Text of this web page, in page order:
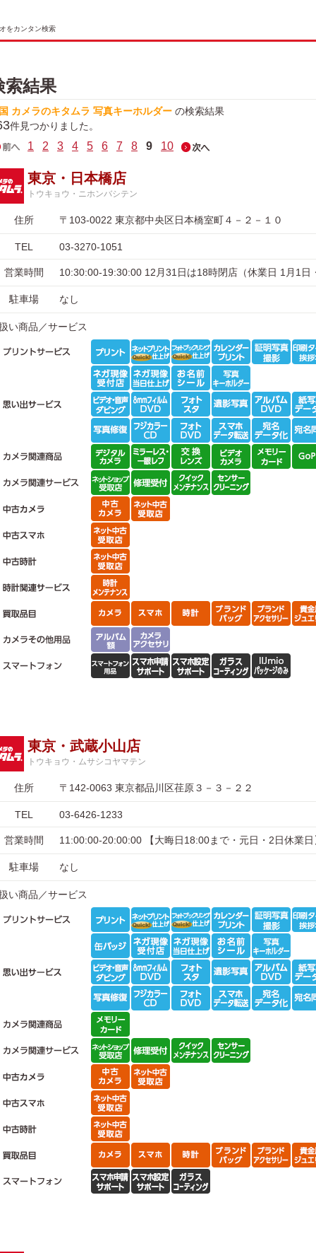
をカンタン検索
索結果
カメラのキタムラ 写真キーホルダー の検索結果
件見つかりました。
1 2 3 4 5 6 7 8 9 10
東京・日本橋店
トウキョウ・ニホンバシテン
住所 〒103-0022 東京都中央区日本橋室町４－２－１０
TEL 03-3270-1051
営業時間 10:30:00-19:30:00 12月31日は18時閉店（休業日 1月1日
駐車場 なし
い商品／サービス
東京・武蔵小山店
トウキョウ・ムサシコヤマテン
住所 〒142-0063 東京都品川区荏原３－３－２２
TEL 03-6426-1233
営業時間 11:00:00-20:00:00 【大晦日18:00まで・元日・2日休業日
駐車場 なし
い商品／サービス